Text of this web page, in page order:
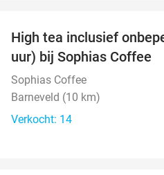
High tea inclusief
uur) bij Sophias Coffee
Sophias Coffee
Barneveld (10 km)
Verkocht: 14